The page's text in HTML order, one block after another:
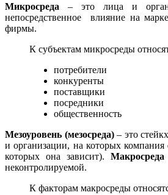
Микросреда – это лица и
непосредственное влияние на
фирмы.
К субъектам микросреды
потребители
конкуренты
поставщики
посредники
общественность
Мезоуровень (мезосреда)– это
и организации, на которых компания
которых она зависит).
неконтролируемой.
К факторам макросреды